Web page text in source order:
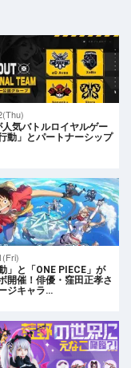
気バトルロイヤルゲー
動」とパートナーシップ
」と「ONE PIECE」が
開催！俳優・窪田正孝さ
ジキャラ…